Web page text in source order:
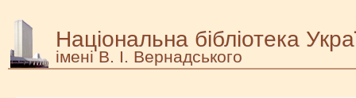
Національна бібліотека
імені В. І. Вернадського